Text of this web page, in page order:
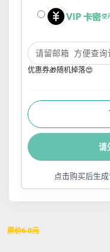
使
优惠券🎁随机掉落😍
请
点击购买后生
原价6.0元